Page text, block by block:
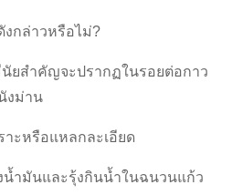
กล่าวหรือไม่?
ยสำคัญจะปรากฏในรอยต่อกาว
งม่าน
ะหรือแหลกละเอียด
ำมันและรุ้งกินน้ำในฉนวนแก้ว